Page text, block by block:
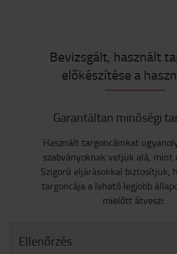
Bevizsgált, használt
előkészítése a
Garantáltan minőségi
Használt targoncáinkat
szabványoknak vetjük alá, mint
Szigorú eljárásokkal biztosítjuk,
targoncája a lehető legjobb
mielőtt átveszi.
Ellenőrzés